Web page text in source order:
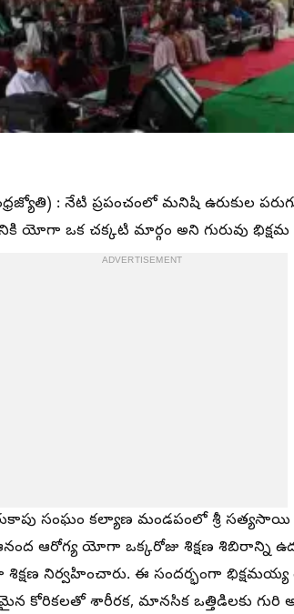
: నేటి ప్రపంచంలో మనిషి ఉరుకుల
యోగా ఒక చక్కటి మార్గం అని గురువు
ADVERTISEMENT
సంఘం కల్యాణ మండపంలో శ్రీ
ఆరోగ్య యోగా ఒక్కరోజు శిక్షణ శిబిరాన్ని
నిర్వహించారు. ఈ సందర్భంగా భిక్షమయ్య
కోరికలతో శారీరక, మానసిక ఒత్తిడిలకు గురి